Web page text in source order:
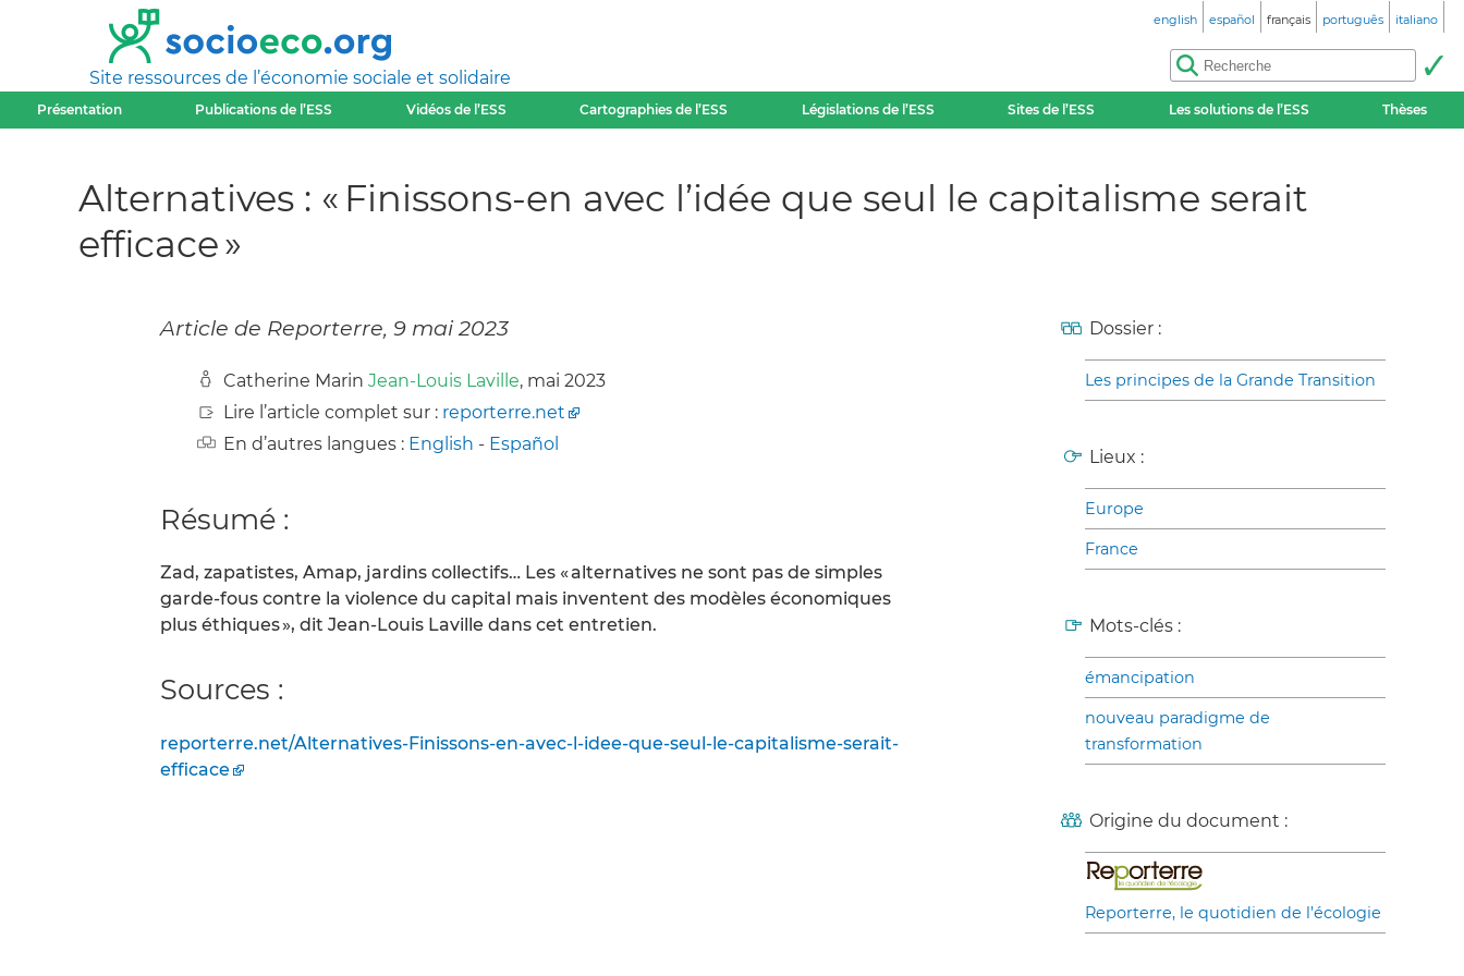
Site ressources de l’économie sociale et solidaire
english español français português italiano
Présentation Publications de l’ESS Vidéos de l’ESS Cartographies de l’ESS Législations de l’ESS Sites de l’ESS Les solutions de l’ESS Thèses
Alternatives : « Finissons-en avec l’idée que seul le capitalisme serait
efficace »
Article de Reporterre, 9 mai 2023
Catherine Marin Jean-Louis Laville, mai 2023
Lire l’article complet sur : reporterre.net
En d’autres langues : English - Español
Résumé :
Zad, zapatistes, Amap, jardins collectifs… Les « alternatives ne sont pas de simples
garde-fous contre la violence du capital mais inventent des modèles économiques
plus éthiques », dit Jean-Louis Laville dans cet entretien.
Sources :
reporterre.net/Alternatives-Finissons-en-avec-l-idee-que-seul-le-capitalisme-serait-
efficace
Dossier :
Les principes de la Grande Transition
Lieux :
Europe
France
Mots-clés :
émancipation
nouveau paradigme de
transformation
Origine du document :
Reporterre, le quotidien de l’écologie